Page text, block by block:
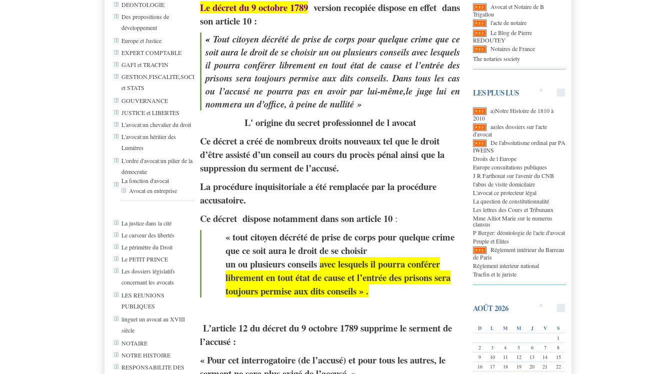
DEONTOLOGIE
Des propositions de
développement
Europe et Justice
EXPERT COMPTABLE
GAFI et TRACFIN
GESTION,FISCALITE,SOCIAL
et STATS
GOUVERNANCE
JUSTICE et LIBERTES
L'avocat:un chevalier du droit
L'avocat:un héritier des
Lumières
L'ordre d'avocat:un pilier de la
démocratie
La fonction d'avocat
Avocat en entreprise
La justice dans la cité
Le curseur des libertés
Le périmètre du Droit
Le PETIT PRINCE
Les dossiers législatifs
concernant les avocats
LES REUNIONS
PUBLIQUES
linguet un avocat au XVIII
siècle
NOTAIRE
NOTRE HISTOIRE
RESPONSABILITE DES
Avocat et Notaire de B
Trigallou
l'acte de notaire
Le Blog de Pierre
REDOUTEY
Notaires de France
The notaries society
LES PLUS LUS
a)Notre Histoire de 1810 à
2010
aa)les dossiers sur l'acte
d'avocat
De l'absolutisme ordinal par PA
IWEINS
Droits de l Europe
Europe consultations publiques
J R Farthouat sur l'avenir du CNB
l'abus de visite domicilaire
L'avocat ce protecteur légal
La question de constitutionnalité
Les lettres des Cours et Tribunaux
Mme Alliot Marie sur le numerus
clausus
P Berger: déontologie de l'acte d'avocat
Peuple et Elites
Réglement intérieur du Barreau
de Paris
Réglement interieur national
Tracfin et le juriste
AOÛT 2026
D L M M J V
S
1
2
3 4 5 6 7
8
9
10 11 12 13 14
15
16
17 18 19 20 21
22
Le décret du 9 octobre 1789 version recopiée dispose en effet dans
son article 10 :
« Tout citoyen décrété de prise de corps pour quelque crime que ce
soit aura le droit de se choisir un ou plusieurs conseils avec lesquels
il pourra conférer librement en tout état de cause et l’entrée des
prisons sera toujours permise aux dits conseils. Dans tous les cas
ou l’accusé ne pourra pas en avoir par lui-même,le juge lui en
nommera un d’office, à peine de nullité »
L' origine du secret professionnel de l avocat
Ce décret a créé de nombreux droits nouveaux tel que le droit
d’être assisté d’un conseil au cours du procès pénal ainsi que la
suppression du serment de l’accusé.
La procédure inquisitoriale a été remplacée par la procédure
accusatoire.
Ce décret dispose notamment dans son article 10 :
« tout citoyen décrété de prise de corps pour quelque crime
que ce soit aura le droit de se choisir
un ou plusieurs conseilsavec lesquels il pourra conférer
librement en tout état de cause et l’entrée des prisons sera
toujours permise aux dits conseils » .
L’article 12 du décret du 9 octobre 1789 supprime le serment de
l’accusé :
« Pour cet interrogatoire (de l’accusé) et pour tous les autres, le